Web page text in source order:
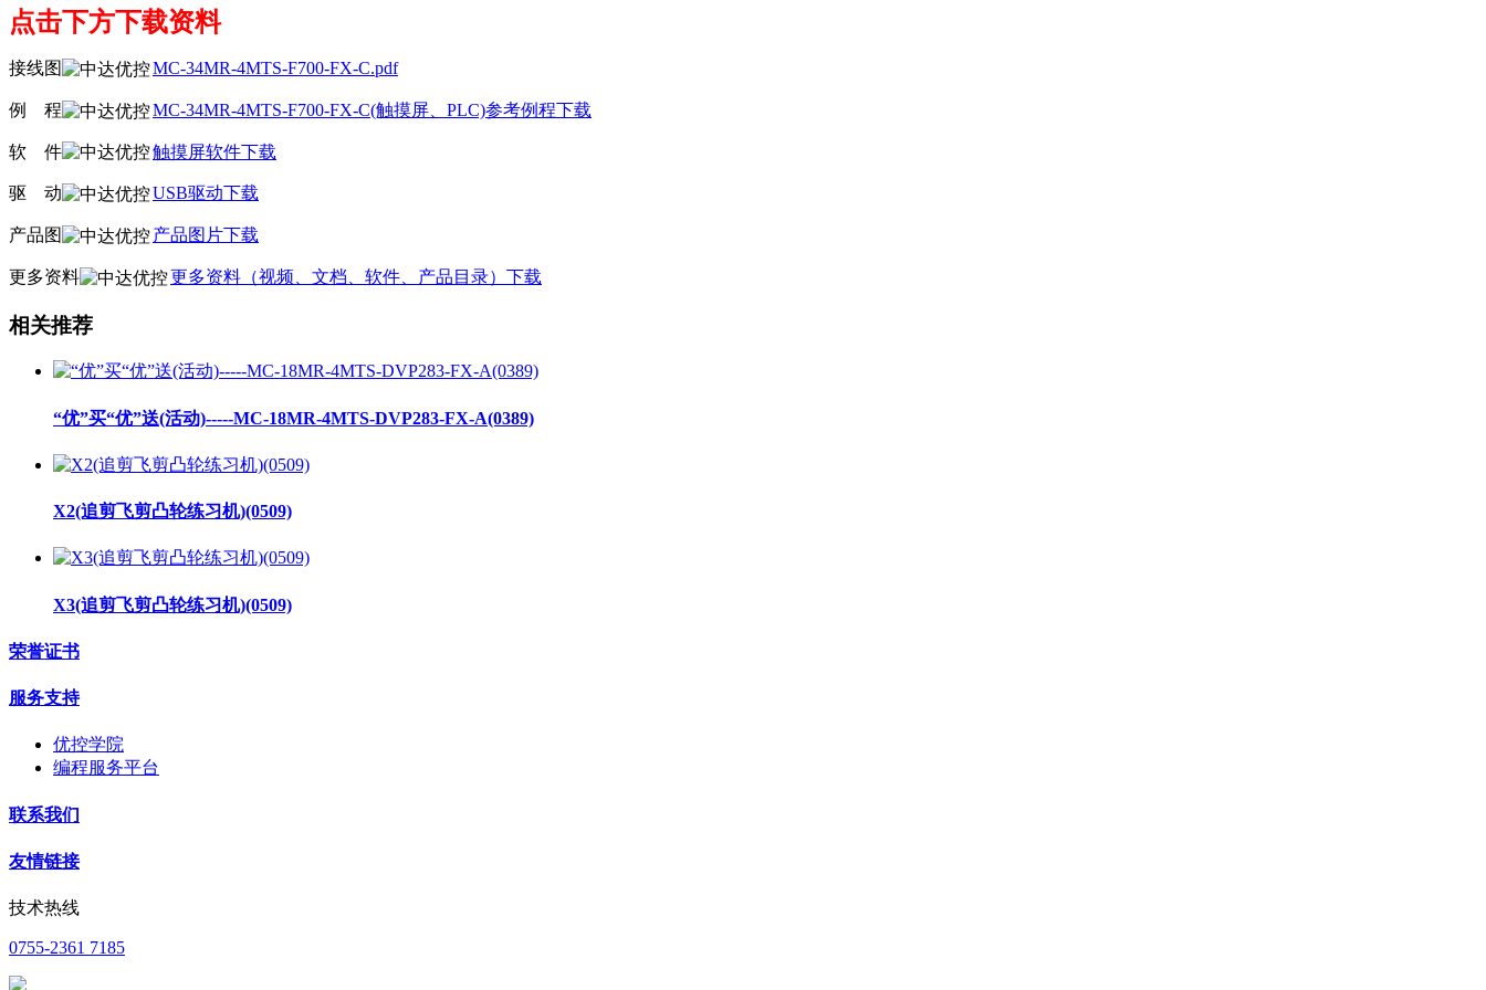
点击下方下载资料
接线图 MC-34MR-4MTS-F700-FX-C.pdf
例 程 MC-34MR-4MTS-F700-FX-C(触摸屏、PLC)参考例程下载
软 件 触摸屏软件下载
驱 动 USB驱动下载
产品图 产品图片下载
更多资料 更多资料（视频、文档、软件、产品目录）下载
相关推荐
“优”买“优”送(活动)-----MC-18MR-4MTS-DVP283-FX-A(0389)
X2(追剪飞剪凸轮练习机)(0509)
X3(追剪飞剪凸轮练习机)(0509)
荣誉证书
服务支持
优控学院
编程服务平台
联系我们
友情链接
技术热线
0755-2361 7185